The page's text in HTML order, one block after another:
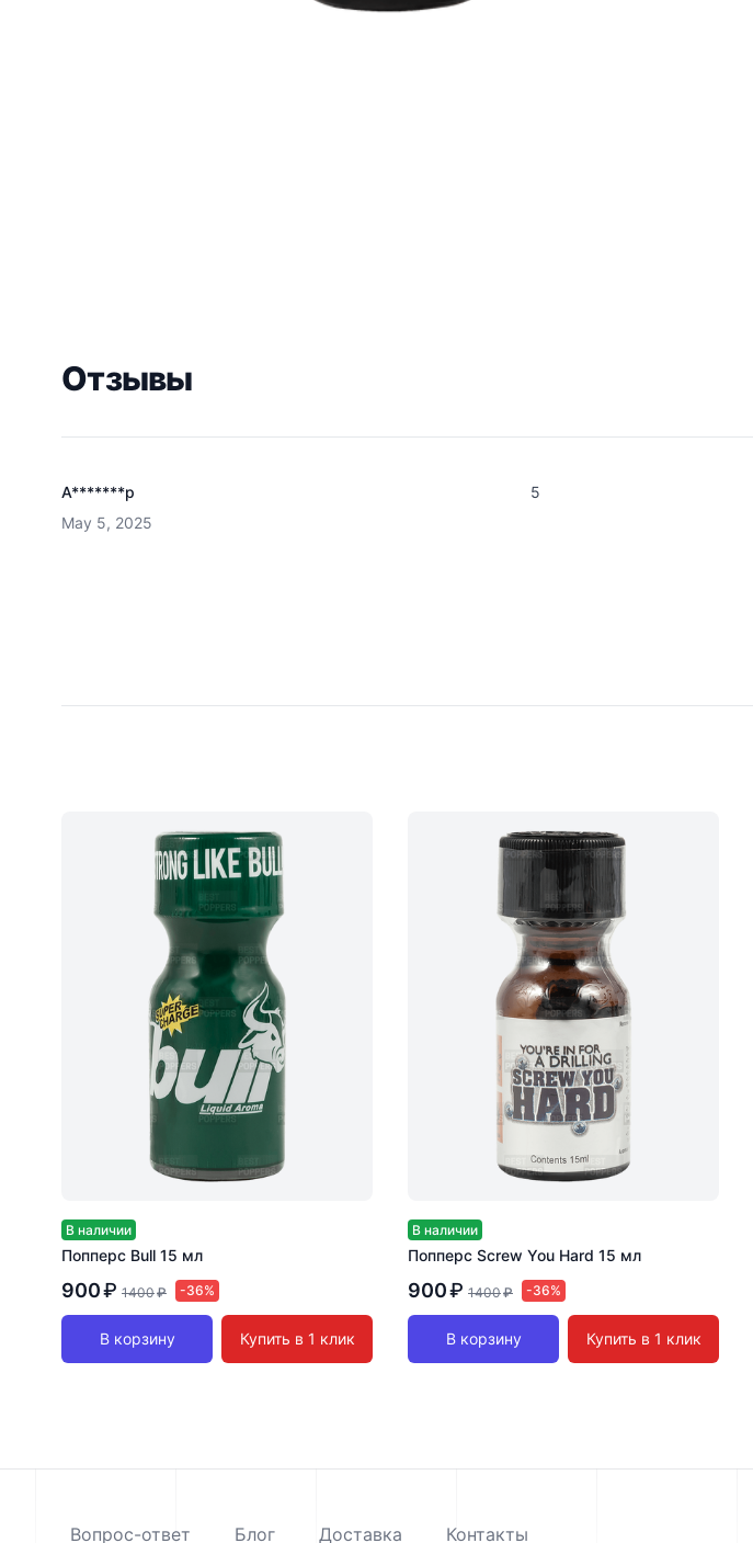
Отзывы
5
А*******р
May 5, 2025
В наличии
Попперс Bull 15 мл
900₽ 1400₽ -36%
В корзину Купить в 1 клик
В наличии
Попперс Screw You Hard 15 мл
900₽ 1400₽ -36%
В корзину Купить в 1 клик
Вопрос-ответ Блог Доставка Контакты